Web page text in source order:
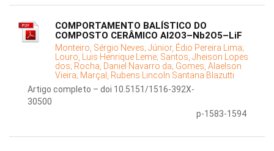
COMPORTAMENTO BALÍSTICO DO
COMPOSTO CERÂMICO Al2O3–Nb2O5–LiF
Monteiro, Sérgio Neves; Júnior, Édio Pereira Lima;
Louro, Luis Henrique Leme; Santos, Jheison Lopes
dos; Rocha, Daniel Navarro da; Gomes, Alaelson
Vieira; Marçal, Rubens Lincoln Santana Blazutti
Artigo completo – doi 10.5151/1516-392X-
30500
p-1583-1594